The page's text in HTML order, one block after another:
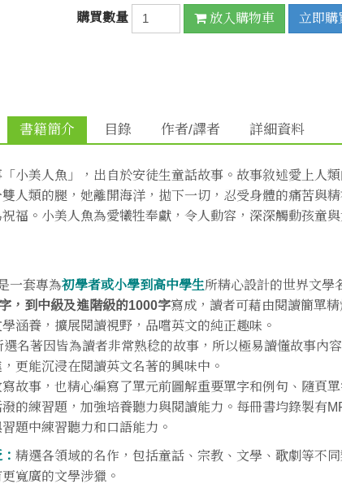
購買數量 放入購物車 立即購
書籍簡介 目錄 作者/譯者 詳細資料
小美人魚」，出自於安徒生童話故事。故事敘述愛上人
人類的腿，她離開海洋，拋下一切，忍受身體的痛苦與
福。小美人魚為愛犧牲奉獻，令人動容，深深觸動孩童
一套專為初學者或小學到高中學生所精心設計的世界文學
，到中級及進階級的1000字寫成，讀者可藉由閱讀簡單
涵養，擴展閱讀視野，品嚐英文的純正趣味。
選名著因皆為讀者非常熟稔的故事，所以極易讀懂故事內
更能沉浸在閱讀英文名著的興味中。
故事，也精心編寫了單元前圖解重要單字和例句、隨頁
的練習題，加強培養聽力與閱讀能力。每冊書均錄製有
題中練習聽力和口語能力。
精選各領域的名作，包括童話、宗教、文學、歌劇等不
寬廣的文學涉獵。